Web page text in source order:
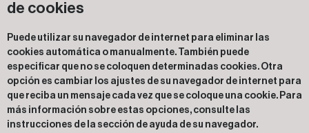
de cookies
Puede utilizar su navegador de internet para eliminar las
cookies automática o manualmente. También puede
especificar que no se coloquen determinadas cookies. Otra
opción es cambiar los ajustes de su navegador de internet para
que reciba un mensaje cada vez que se coloque una cookie. Para
más información sobre estas opciones, consulte las
instrucciones de la sección de ayuda de su navegador.